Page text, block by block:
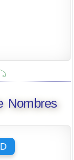
Nombres
D